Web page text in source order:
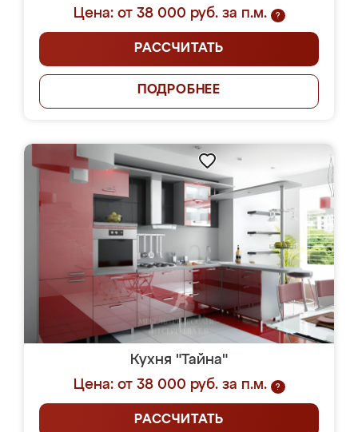
Цена: от 38 000 руб. за п.м.
?
РАССЧИТАТЬ
ПОДРОБНЕЕ
Кухня "Тайна"
Цена: от 38 000 руб. за п.м.
?
РАССЧИТАТЬ